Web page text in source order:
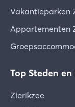
Vakantieparken
Appartementen
Top Steden
Zierikzee